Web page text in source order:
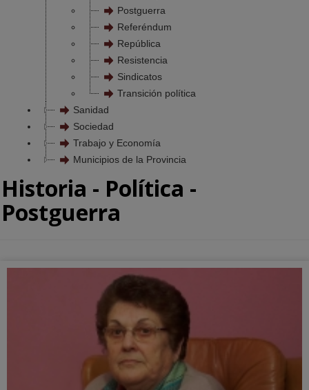
Postguerra
Referéndum
República
Resistencia
Sindicatos
Transición política
Sanidad
Sociedad
Trabajo y Economía
Municipios de la Provincia
Historia - Política -
Postguerra